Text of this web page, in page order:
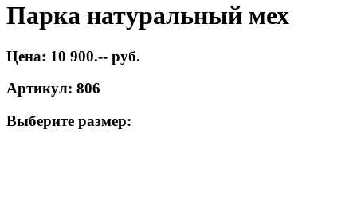
Парка натуральный мех
Цена: 10 900.-- руб.
Артикул: 806
Выберите размер: